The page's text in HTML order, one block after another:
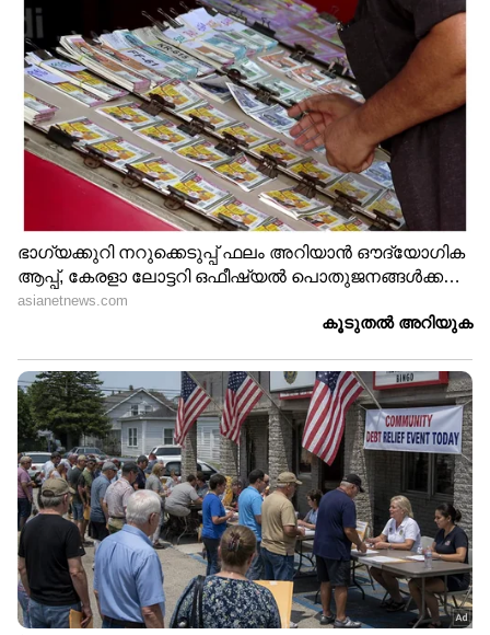
ആഘാതങ്ങൾ ഇതിലും വലുതാണ്.
വേദനിക്കുന്ന രോഗികളെയും, മരണവും
വിലാപങ്ങളും ദിനംപ്രതി കാണേണ്ടി
വരുന്നവരാണവർ. കൂട്ടിരിപ്പുകാരുടെ
ഉത്കണ്ഠയും പലപ്പോഴും ഡോക്ടർമാരോടുള്ള
ദേഷ്യവും തീർക്കുന്നത് മുന്നിൽ നിൽക്കുന്ന
നഴ്സുമാരോടായിരിക്കും. ഇതൊക്കെ സഹിച്ച്
എപ്പോഴും ചിരിക്കുന്ന മുഖത്തോടെ രോഗികളെ
പരിചരിക്കുക എന്നത് കടുത്ത മാനസിക
സമ്മർദ്ദമുണ്ടാക്കുന്ന കാര്യമാണ്. ഈ സ്ട്രെസ്സ്
സ്വന്തം കുടുംബ ജീവിതത്തെയും കുട്ടികളെ
വളർത്തുന്നതിനെയും സാരമായി
ബാധിക്കുന്നുണ്ടെന്ന് പല നഴ്സുമാരും
തുറന്നുപറയാറുണ്ട്. കൃത്യമല്ലാത്ത ഷിഫ്റ്റുകൾ
അവരുടെ ഉറക്കത്തെയും ഭക്ഷണക്രമത്തെയും
താളം തെറ്റിക്കുന്നു.
മാറ്റത്തിന്റെ കാറ്റ് എവിടെ നിന്ന് തുടങ്ങണം?